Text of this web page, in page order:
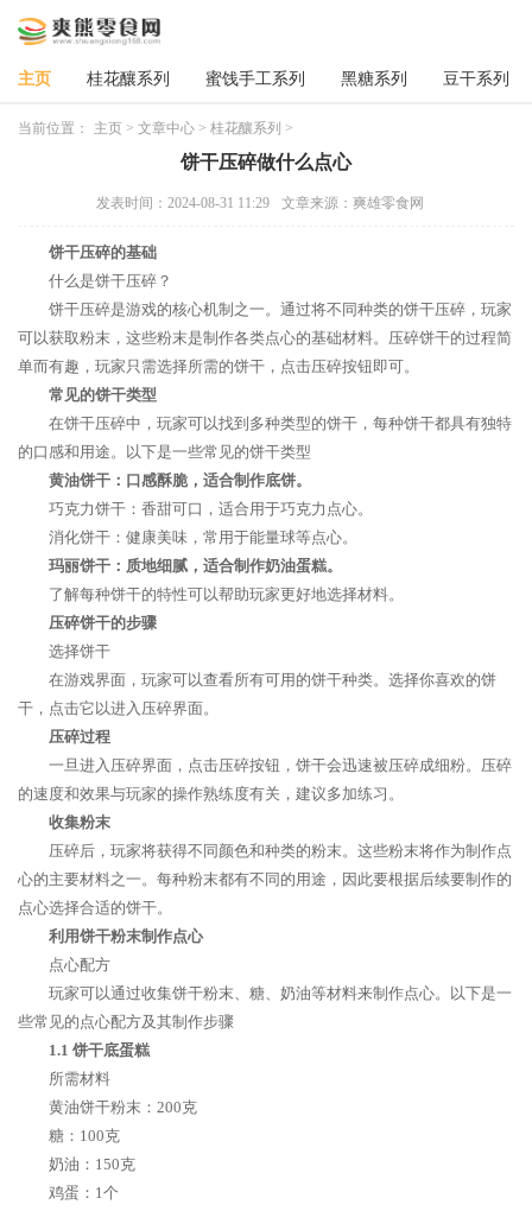
主页 桂花釀系列 蜜饯手工系列 黑糖系列 豆干系列
当前位置： 主页 > 文章中心 > 桂花釀系列 >
饼干压碎做什么点心
发表时间：2024-08-31 11:29 文章来源：爽雄零食网
饼干压碎的基础
什么是饼干压碎？
饼干压碎是游戏的核心机制之一。通过将不同种类的饼干压碎，玩家
可以获取粉末，这些粉末是制作各类点心的基础材料。压碎饼干的过程简
单而有趣，玩家只需选择所需的饼干，点击压碎按钮即可。
常见的饼干类型
在饼干压碎中，玩家可以找到多种类型的饼干，每种饼干都具有独特
的口感和用途。以下是一些常见的饼干类型
黄油饼干：口感酥脆，适合制作底饼。
巧克力饼干：香甜可口，适合用于巧克力点心。
消化饼干：健康美味，常用于能量球等点心。
玛丽饼干：质地细腻，适合制作奶油蛋糕。
了解每种饼干的特性可以帮助玩家更好地选择材料。
压碎饼干的步骤
选择饼干
在游戏界面，玩家可以查看所有可用的饼干种类。选择你喜欢的饼
干，点击它以进入压碎界面。
压碎过程
一旦进入压碎界面，点击压碎按钮，饼干会迅速被压碎成细粉。压碎
的速度和效果与玩家的操作熟练度有关，建议多加练习。
收集粉末
压碎后，玩家将获得不同颜色和种类的粉末。这些粉末将作为制作点
心的主要材料之一。每种粉末都有不同的用途，因此要根据后续要制作的
点心选择合适的饼干。
利用饼干粉末制作点心
点心配方
玩家可以通过收集饼干粉末、糖、奶油等材料来制作点心。以下是一
些常见的点心配方及其制作步骤
1.1 饼干底蛋糕
所需材料
黄油饼干粉末：200克
糖：100克
奶油：150克
鸡蛋：1个